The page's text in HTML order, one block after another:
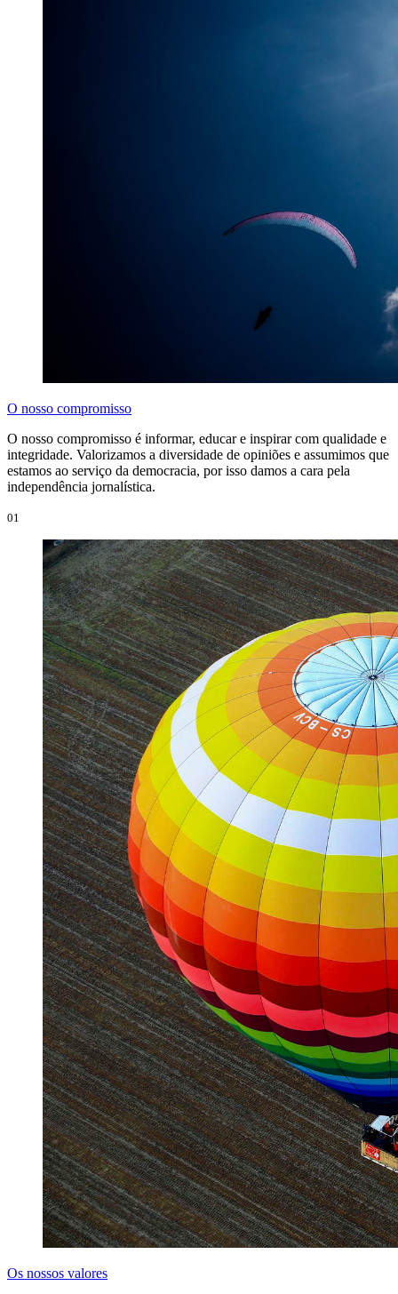
O nosso compromisso
O nosso compromisso é informar, educar e inspirar com qualidade e
integridade. Valorizamos a diversidade de opiniões e assumimos que
estamos ao serviço da democracia, por isso damos a cara pela
independência jornalística.
01
Os nossos valores